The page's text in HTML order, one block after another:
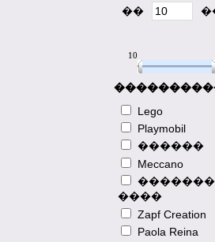
��
10
10
Lego
Playmobil
������
Meccano
����
Zapf Creation
Paola Reina